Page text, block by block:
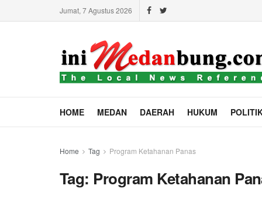
Jumat, 7 Agustus 2026
HOME MEDAN DAERAH HUKUM
Home Tag Program Ketahanan Panas
Tag: Program Ketahanan